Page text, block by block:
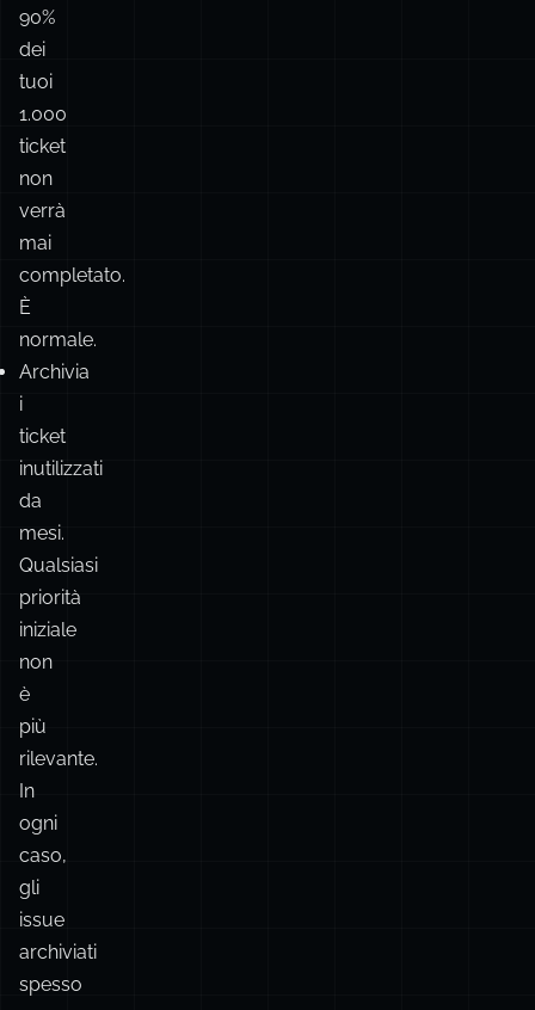
ticket
non
verrà
mai
completato.
È
normale.
Archivia
i
ticket
inutilizzati
da
mesi.
Qualsiasi
priorità
iniziale
non
è
più
rilevante.
In
ogni
caso,
gli
issue
archiviati
spesso
possono
essere
recuperati.
Quando